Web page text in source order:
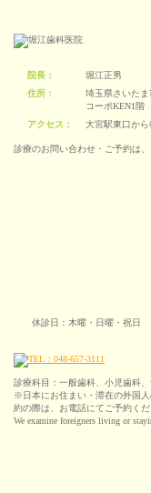
院長：
堀江正男
住所：
埼玉県さいたま
コーポKEN1階
アクセス：
大宮駅東口か
診療のお問い合わせ・ご予約は、
休診日：木曜・日曜・祝日
診療科目：一般歯科、小児歯科
※日本にお住まい・滞在の外国
約の際は、お電話にてご予約くだ
We examine foreigners living or